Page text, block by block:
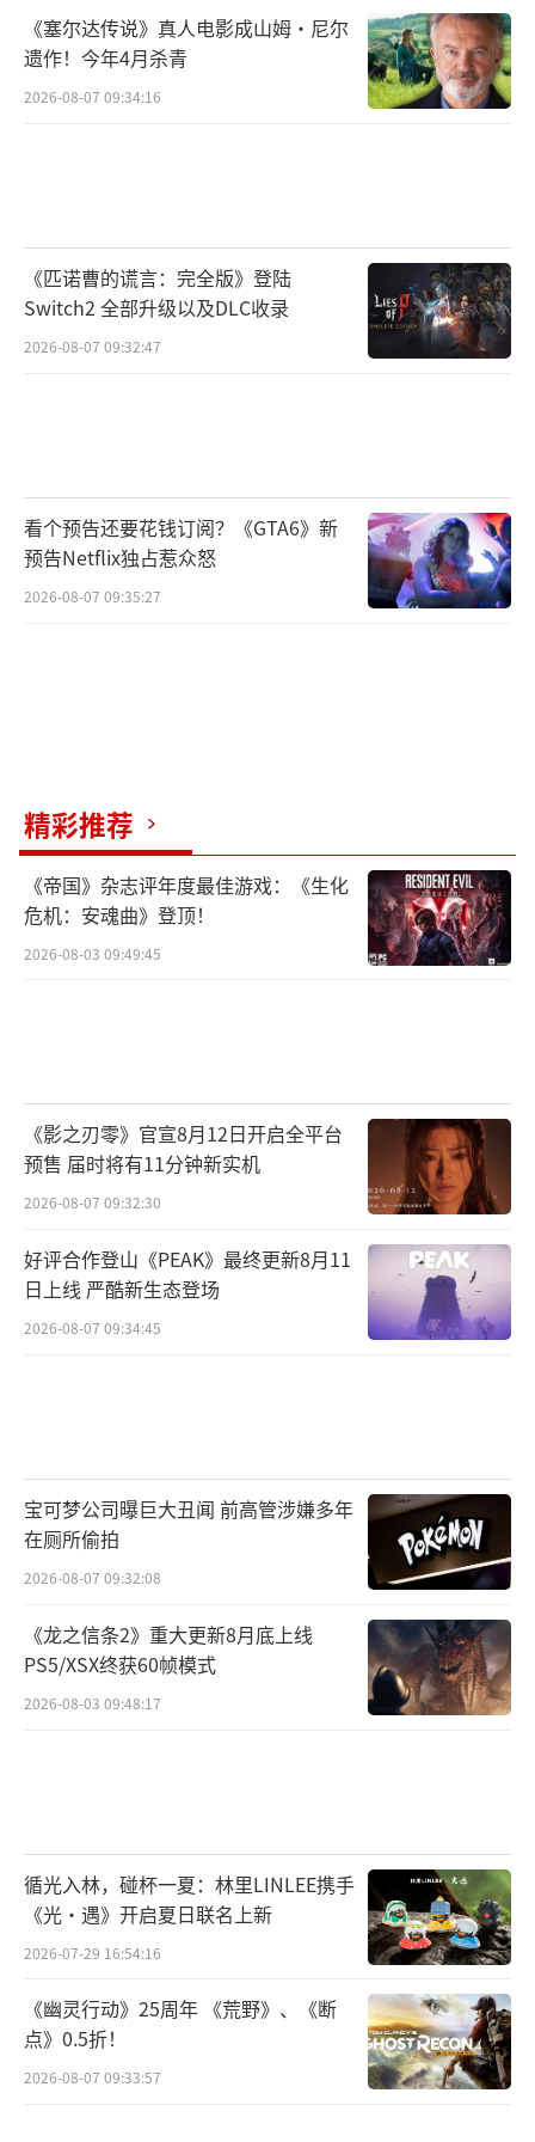
《塞尔达传说》真人电影成山姆·尼尔
遗作！今年4月杀青
2026-08-07 09:34:16
《匹诺曹的谎言：完全版》登陆
Switch2 全部升级以及DLC收录
2026-08-07 09:32:47
看个预告还要花钱订阅？《GTA6》新
预告Netflix独占惹众怒
2026-08-07 09:35:27
精彩推荐
《帝国》杂志评年度最佳游戏：《生化
危机：安魂曲》登顶！
2026-08-03 09:49:45
《影之刃零》官宣8月12日开启全平台
预售 届时将有11分钟新实机
2026-08-07 09:32:30
好评合作登山《PEAK》最终更新8月11
日上线 严酷新生态登场
2026-08-07 09:34:45
宝可梦公司曝巨大丑闻 前高管涉嫌多年
在厕所偷拍
2026-08-07 09:32:08
《龙之信条2》重大更新8月底上线
PS5/XSX终获60帧模式
2026-08-03 09:48:17
循光入林，碰杯一夏：林里LINLEE携手
《光·遇》开启夏日联名上新
2026-07-29 16:54:16
《幽灵行动》25周年 《荒野》、《断
点》0.5折！
2026-08-07 09:33:57